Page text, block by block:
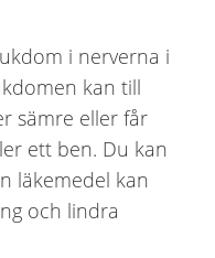
i nerverna i
kan till
sämre eller får
ett ben. Du kan
läkemedel kan
och lindra